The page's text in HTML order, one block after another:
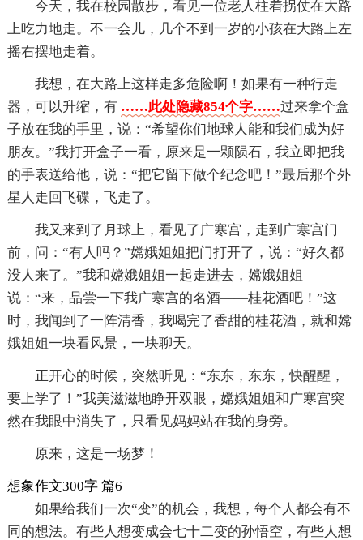
今天，我在校园散步，看见一位老人柱着拐仗在大路
上吃力地走。不一会儿，几个不到一岁的小孩在大路上左
摇右摆地走着。
我想，在大路上这样走多危险啊！如果有一种行走
器，可以升缩，有 ……此处隐藏854个字……过来拿个盒
子放在我的手里，说：“希望你们地球人能和我们成为好
朋友。”我打开盒子一看，原来是一颗陨石，我立即把我
的手表送给他，说：“把它留下做个纪念吧！”最后那个外
星人走回飞碟，飞走了。
我又来到了月球上，看见了广寒宫，走到广寒宫门
前，问：“有人吗？”嫦娥姐姐把门打开了，说：“好久都
没人来了。”我和嫦娥姐姐一起走进去，嫦娥姐姐
说：“来，品尝一下我广寒宫的名酒——桂花酒吧！”这
时，我闻到了一阵清香，我喝完了香甜的桂花酒，就和嫦
娥姐姐一块看风景，一块聊天。
正开心的时候，突然听见：“东东，东东，快醒醒，
要上学了！”我美滋滋地睁开双眼，嫦娥姐姐和广寒宫突
然在我眼中消失了，只看见妈妈站在我的身旁。
原来，这是一场梦！
想象作文300字 篇6
如果给我们一次“变”的机会，我想，每个人都会有不
同的想法。有些人想变成会七十二变的孙悟空，有些人想